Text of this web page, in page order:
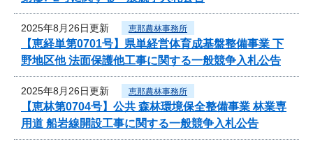
2025年8月26日更新 恵那農林事務所
【恵経単第0701号】県単経営体育成基盤整備事業 下
野地区他 法面保護他工事に関する一般競争入札公告
2025年8月26日更新 恵那農林事務所
【恵林第0704号】公共 森林環境保全整備事業 林業専
用道 船岩線開設工事に関する一般競争入札公告